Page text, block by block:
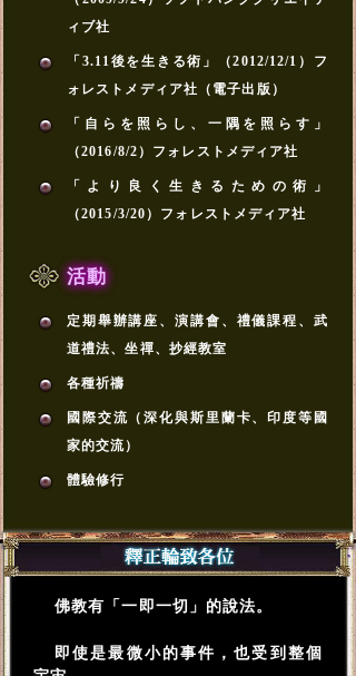
ィブ社
「3.11後を生きる術」（2012/12/1）フ
ォレストメディア社（電子出版）
「自らを照らし、一隅を照らす」
（2016/8/2）フォレストメディア社
「より良く生きるための術」
（2015/3/20）フォレストメディア社
活動
定期舉辦講座、演講會、禮儀課程、武
道禮法、坐禪、抄經教室
各種祈禱
國際交流（深化與斯里蘭卡、印度等國
家的交流）
體驗修行
佛教有「一即一切」的說法。
即使是最微小的事件，也受到整個